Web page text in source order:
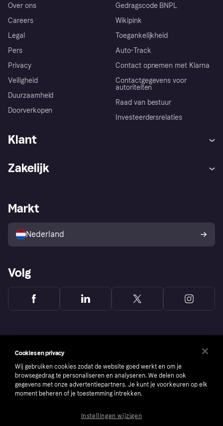
Over ons
Careers
Legal
Pers
Privacy
Veiligheid
Duurzaamheid
Doorverkopen
Gedragscode BNPL
Wikipink
Toegankelijkheid
Auto-Track
Contact opnemen met Klarna
Contactgegevens voor
autoriteiten
Raad van bestuur
Investeerdersrelaties
Klant
Winkeloverzicht
Kopersbescherming voor
consumenten
Zakelijk
Zakelijke login
Markt
Nederland
Volg
Cookies en privacy
Wij gebruiken cookies zodat de website goed werkt en om je
browsegedrag te personaliseren en analyseren. We delen ook
gegevens met onze advertentiepartners. Je kunt je voorkeuren op elk
moment beheren of je toestemming intrekken.
Instellingen wijzigen